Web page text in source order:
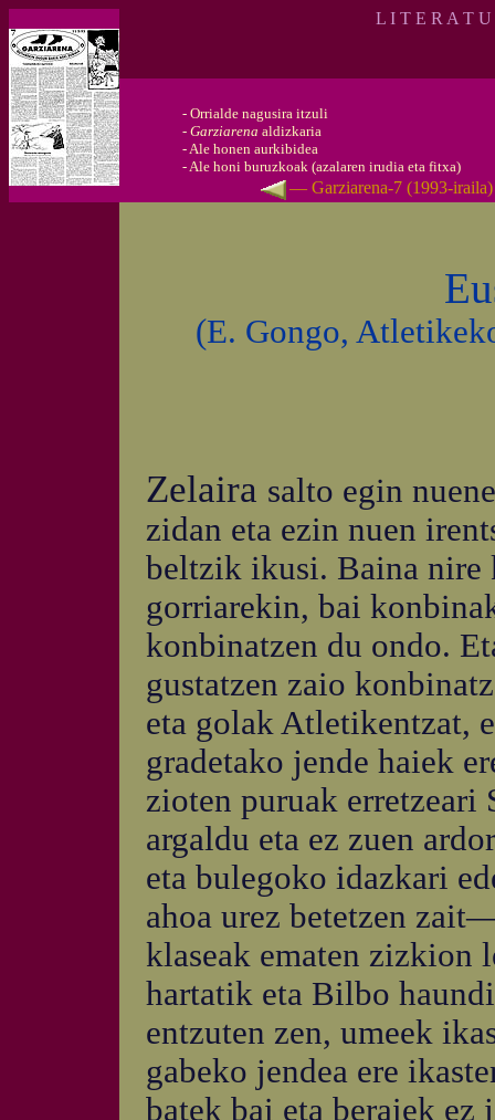
L I T E R A T
- Orrialde nagusira itzuli
- Garziarena aldizkaria
-Ale honen aurkibidea
-Ale honi buruzkoak (azalaren irudia eta fitxa)
— Garziarena-7 (1993-
(E. Gongo,
Zelaira salto egin
zidan eta ezin nuen
beltzik ikusi. Baina nire
gorriarekin, bai
konbinatzen du ondo.
gustatzen zaio
eta golak Atletikentzat,
gradetako jende haiek
zioten puruak erretzeari
argaldu eta ez zuen
eta bulegoko idazkari
ahoa urez betetzen
klaseak ematen zizkion
hartatik eta Bilbo
entzuten zen, umeek
gabeko jendea ere
batek bai eta beraiek ez